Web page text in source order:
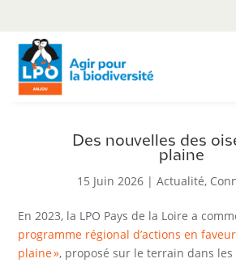
Des nouvelles des
plaine
15 Juin 2026 |Actualité,
En 2023, la LPO Pays de la Loire a
programme régional d’actions en
plaine», proposé sur le terrain dans